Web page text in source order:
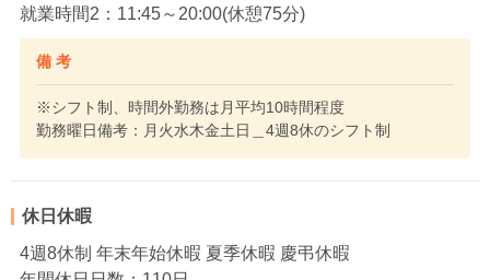
就業時間2：11:45～20:00(休憩75分)
備 考
※シフト制、時間外勤務は月平均10時間程度
勤務曜日備考：月火水木金土日＿4週8休のシフト制
休日休暇
4週8休制 年末年始休暇 夏季休暇 慶弔休暇